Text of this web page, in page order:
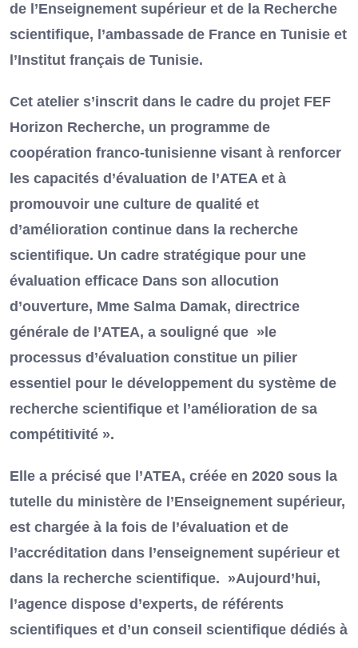
de l’Enseignement supérieur et de la Recherche
scientifique, l’ambassade de France en Tunisie et
l’Institut français de Tunisie.
Cet atelier s’inscrit dans le cadre du projet FEF
Horizon Recherche, un programme de
coopération franco-tunisienne visant à renforcer
les capacités d’évaluation de l’ATEA et à
promouvoir une culture de qualité et
d’amélioration continue dans la recherche
scientifique. Un cadre stratégique pour une
évaluation efficace Dans son allocution
d’ouverture, Mme Salma Damak, directrice
générale de l’ATEA, a souligné que »le
processus d’évaluation constitue un pilier
essentiel pour le développement du système de
recherche scientifique et l’amélioration de sa
compétitivité ».
Elle a précisé que l’ATEA, créée en 2020 sous la
tutelle du ministère de l’Enseignement supérieur,
est chargée à la fois de l’évaluation et de
l’accréditation dans l’enseignement supérieur et
dans la recherche scientifique. »Aujourd’hui,
l’agence dispose d’experts, de référents
scientifiques et d’un conseil scientifique dédiés à